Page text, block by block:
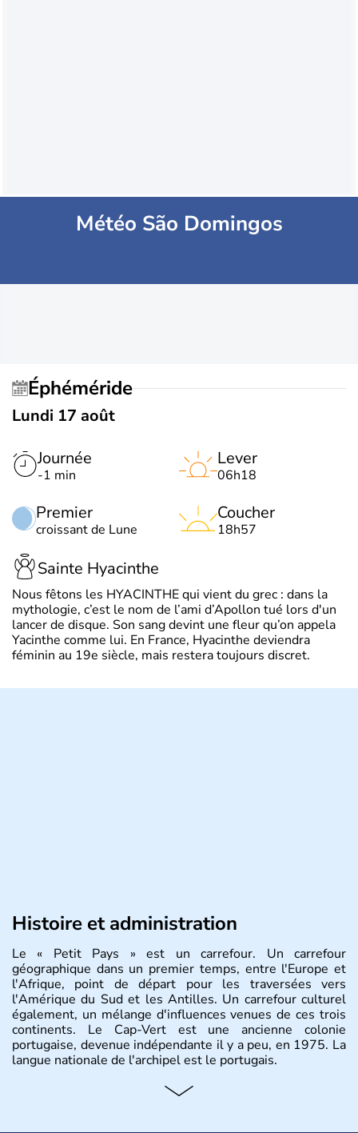
Météo São Domingos
Éphéméride
Lundi 17 août
Journée
-1 min
Premier
croissant de Lune
Lever
06h18
Coucher
18h57
Sainte Hyacinthe
Nous fêtons les HYACINTHE qui vient du grec : dans la
mythologie, c’est le nom de l’ami d’Apollon tué lors d'un
lancer de disque. Son sang devint une fleur qu’on appela
Yacinthe comme lui. En France, Hyacinthe deviendra
féminin au 19e siècle, mais restera toujours discret.
Histoire et administration
Le « Petit Pays » est un carrefour. Un carrefour
géographique dans un premier temps, entre l'Europe et
l'Afrique, point de départ pour les traversées vers
l'Amérique du Sud et les Antilles. Un carrefour culturel
également, un mélange d'influences venues de ces trois
continents. Le Cap-Vert est une ancienne colonie
portugaise, devenue indépendante il y a peu, en 1975. La
langue nationale de l'archipel est le portugais.